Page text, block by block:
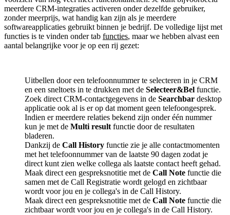
meerdere CRM-integraties activeren onder dezelfde gebruiker,
zonder meerprijs, wat handig kan zijn als je meerdere
softwareapplicaties gebruikt binnen je bedrijf. De volledige lijst met
functies is te vinden onder tab functies, maar we hebben alvast een
aantal belangrijke voor je op een rij gezet:
Uitbellen door een telefoonnummer te selecteren in je CRM
en een sneltoets in te drukken met de Selecteer&Bel functie.
Zoek direct CRM-contactgegevens in de Searchbar desktop
applicatie ook al is er op dat moment geen telefoongesprek.
Indien er meerdere relaties bekend zijn onder één nummer
kun je met de Multi result functie door de resultaten
bladeren.
Dankzij de Call History functie zie je alle contactmomenten
met het telefoonnummer van de laatste 90 dagen zodat je
direct kunt zien welke collega als laatste contact heeft gehad.
Maak direct een gespreksnotitie met de Call Note functie die
samen met de Call Registratie wordt gelogd en zichtbaar
wordt voor jou en je collega's in de Call History.
Maak direct een gespreksnotitie met de Call Note functie die
zichtbaar wordt voor jou en je collega's in de Call History.